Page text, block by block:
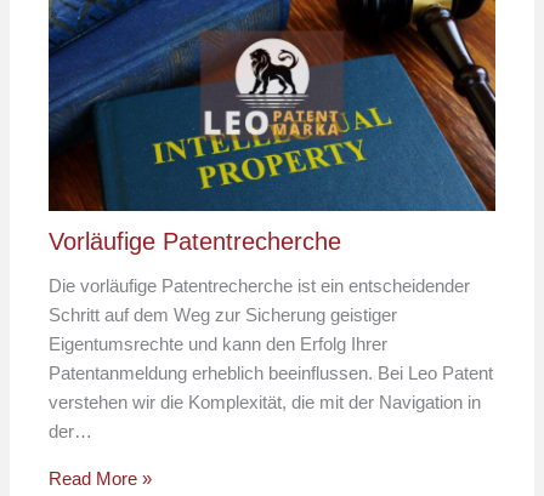
Vorläufige Patentrecherche
Die vorläufige Patentrecherche ist ein entscheidender
Schritt auf dem Weg zur Sicherung geistiger
Eigentumsrechte und kann den Erfolg Ihrer
Patentanmeldung erheblich beeinflussen. Bei Leo Patent
verstehen wir die Komplexität, die mit der Navigation in
der…
Read More »